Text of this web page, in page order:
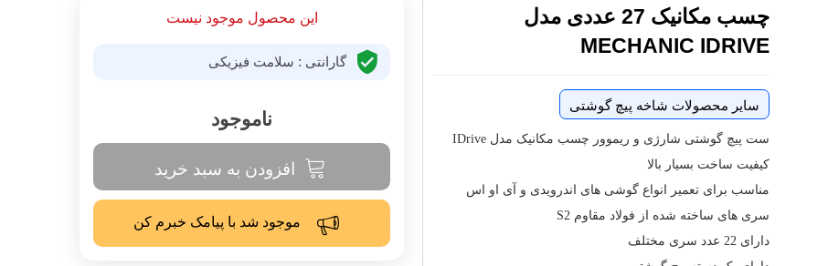
چسب مکانیک 27 عددی مدل
MECHANIC IDRIVE
سایر محصولات شاخه پیچ گوشتی
ست پیچ گوشتی شارژی و ریموور چسب مکانیک مدل IDrive
کیفیت ساخت بسیار بالا
مناسب برای تعمیر انواع گوشی های اندرویدی و آی او اس
سری های ساخته شده از فولاد مقاوم S2
دارای 22 عدد سری مختلف
این محصول موجود نیست
گارانتی : سلامت فیزیکی
ناموجود
افزودن به سبد خرید
موجود شد با پیامک خبرم کن